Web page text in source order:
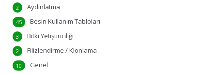
Aydınlatma
2
Besin Kullanım Tabloları
45
Bitki Yetiştiriciliği
3
Filizlendirme / Klonlama
2
Genel
10